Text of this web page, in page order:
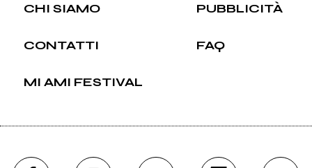
CHI SIAMO PUBBLICITÀ
CONTATTI FAQ
MI AMI FESTIVAL